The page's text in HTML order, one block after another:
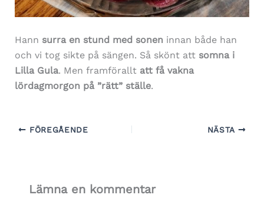
Hann surra en stund med sonen innan både han
och vi tog sikte på sängen. Så skönt att somna i
Lilla Gula. Men framföralltatt få vakna
lördagmorgon på ”rätt” ställe.
FÖREGÅENDE NÄSTA
Lämna en kommentar